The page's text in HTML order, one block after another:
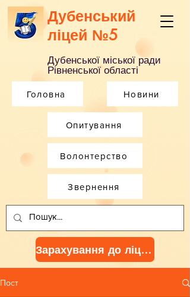
Дубенський
ліцей №5
Дубенської міської ради
Рівненської області
Головна Новини
Опитування
Зарахування до ліцею
Волонтерство
Звернення
Пост